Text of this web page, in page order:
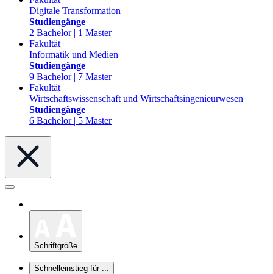
Digitale Transformation
Studiengänge
2 Bachelor | 1 Master
Fakultät
Informatik und Medien
Studiengänge
9 Bachelor | 7 Master
Fakultät
Wirtschaftswissenschaft und Wirtschaftsingenieurwesen
Studiengänge
6 Bachelor | 5 Master
Schriftgröße
Schnelleinstieg für ...